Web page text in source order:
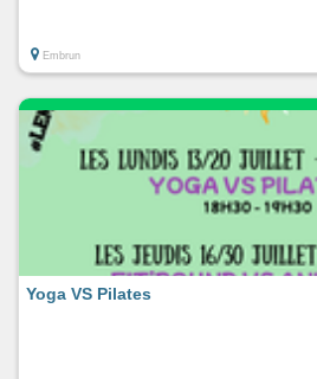
Embrun
Yoga VS Pilates